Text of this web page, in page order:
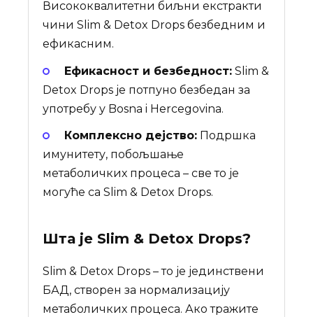
Висококвалитетни биљни екстракти
чини Slim & Detox Drops безбедним и
ефикасним.
Ефикасност и безбедност: Slim &
Detox Drops је потпуно безбедан за
употребу у Bosna i Hercegovina.
Комплексно дејство: Подршка
имунитету, побољшање
метаболичких процеса – све то је
могуће са Slim & Detox Drops.
Шта јеSlim & Detox Drops?
Slim & Detox Drops – то је јединствени
БАД, створен за нормализацију
метаболичких процеса. Ако тражите